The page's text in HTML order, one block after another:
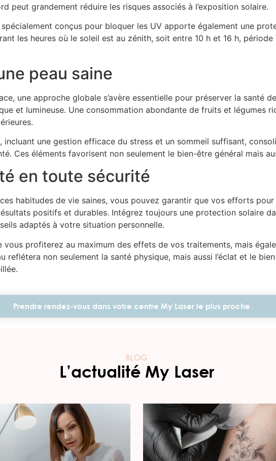
peut grandement réduire les risques associés à l’exposition solaire.
spécialement conçus pour bloquer les UV apporte également une
les heures où le soleil est au zénith, soit entre 10 h et 16 h, période
peau saine
une approche globale s’avère essentielle pour préserver la santé
et lumineuse. Une consommation abondante de fruits et légumes
incluant une gestion efficace du stress et un sommeil suffisant,
Ces éléments favorisent non seulement le bien-être général mais
en toute sécurité
habitudes de vie saines, vous pouvez garantir que vos efforts
positifs et durables. Intégrez toujours une protection solaire
adaptés à votre situation personnelle.
vous profiterez au maximum des effets de vos traitements, mais
reflétera non seulement la santé physique, mais aussi l’éclat et le
Prendre rendez-vous dans votre centre My Laser le plus proche
BLOG
L’actualité My Laser